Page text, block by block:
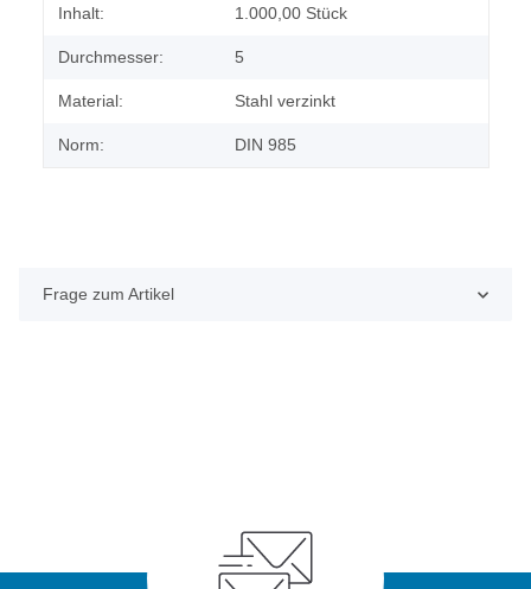
Produkteigenschaft
Wert
Inhalt: 1.000,00 Stück
Durchmesser: 5
Material: Stahl verzinkt
Norm: DIN 985
Frage zum Artikel